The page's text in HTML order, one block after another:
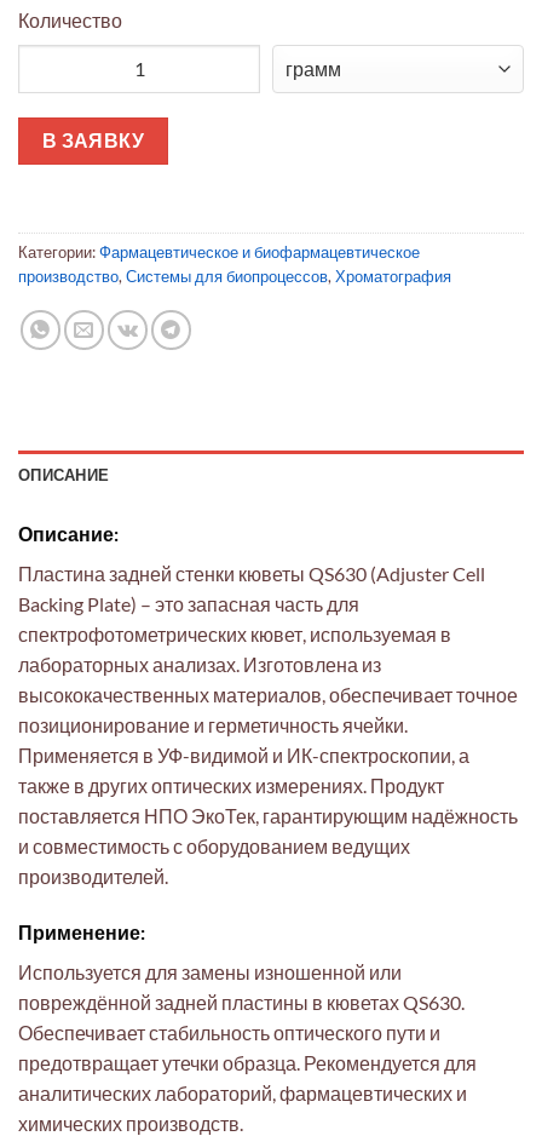
Количество
В ЗАЯВКУ
Категории:Фармацевтическое и биофармацевтическое
производство, Системы для биопроцессов, Хроматография
ОПИСАНИЕ
Описание:
Пластина задней стенки кюветы QS630 (Adjuster Cell
Backing Plate) – это запасная часть для
спектрофотометрических кювет, используемая в
лабораторных анализах. Изготовлена из
высококачественных материалов, обеспечивает точное
позиционирование и герметичность ячейки.
Применяется в УФ-видимой и ИК-спектроскопии, а
также в других оптических измерениях. Продукт
поставляется НПО ЭкоТек, гарантирующим надёжность
и совместимость с оборудованием ведущих
производителей.
Применение:
Используется для замены изношенной или
повреждённой задней пластины в кюветах QS630.
Обеспечивает стабильность оптического пути и
предотвращает утечки образца. Рекомендуется для
аналитических лабораторий, фармацевтических и
химических производств.